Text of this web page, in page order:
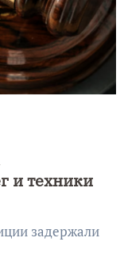
и техники